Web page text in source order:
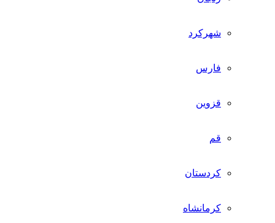
شهرکرد
فارس
قزوین
قم
کردستان
کرمانشاه